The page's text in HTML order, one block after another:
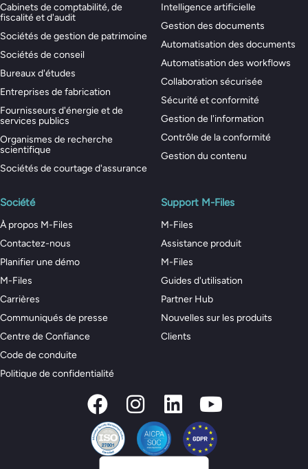
Cabinets de comptabilité, de
fiscalité et d'audit
Sociétés de gestion de patrimoine
Sociétés de conseil
Bureaux d'études
Entreprises de fabrication
Fournisseurs d'énergie et de
services publics
Organismes de recherche
scientifique
Sociétés de courtage d'assurance
Intelligence artificielle
Gestion des documents
Automatisation des documents
Automatisation des workflows
Collaboration sécurisée
Sécurité et conformité
Gestion de l'information
Contrôle de la conformité
Gestion du contenu
Société
À propos M-Files
Contactez-nous
Planifier une démo
M-Files
Carrières
Communiqués de presse
Centre de Confiance
Code de conduite
Politique de confidentialité
Support M-Files
M-Files
Assistance produit
M-Files
Guides d'utilisation
Partner Hub
Nouvelles sur les produits
Clients